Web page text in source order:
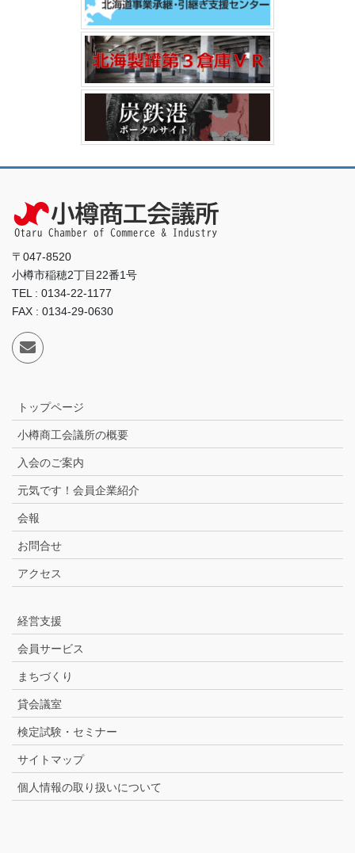
〒047-8520
小樽市稲穂2丁目22番1号
TEL : 0134-22-1177
FAX : 0134-29-0630
トップページ
小樽商工会議所の概要
入会のご案内
元気です！会員企業紹介
会報
お問合せ
アクセス
経営支援
会員サービス
まちづくり
貸会議室
検定試験・セミナー
サイトマップ
個人情報の取り扱いについて